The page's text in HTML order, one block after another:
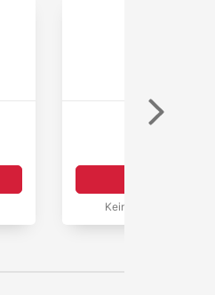
MAJAVIA
Keine Aktionen